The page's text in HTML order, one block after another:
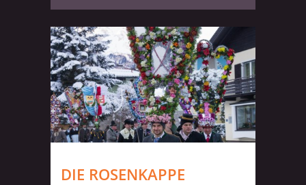
DIE ROSENKAPPE